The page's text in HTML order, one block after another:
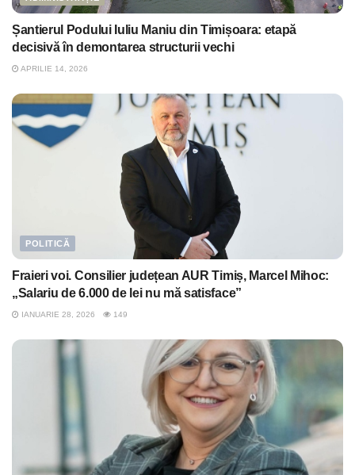
Șantierul Podului Iuliu Maniu din Timișoara: etapă
decisivă în demontarea structurii vechi
APRILIE 14, 2026
POLITICĂ
Fraieri voi. Consilier județean AUR Timiș, Marcel Mihoc:
„Salariu de 6.000 de lei nu mă satisface”
IANUARIE 28, 2026 149